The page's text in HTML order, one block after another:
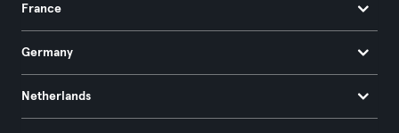
France
Germany
Netherlands